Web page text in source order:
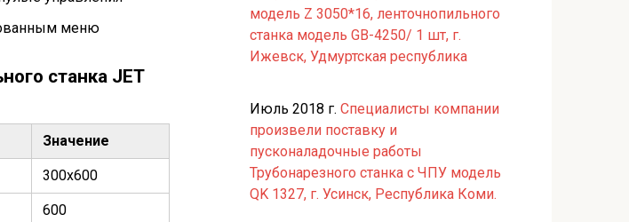
меню
станка JET
Значение
300х600
600
модель Z 3050*16, ленточнопильного
станка модель GB-4250/ 1 шт, г.
Ижевск, Удмуртская республика
Июль 2018 г. Специалисты компании
произвели поставку и
пусконаладочные работы
Трубонарезного станка с ЧПУ модель
QK 1327, г. Усинск, Республика Коми.